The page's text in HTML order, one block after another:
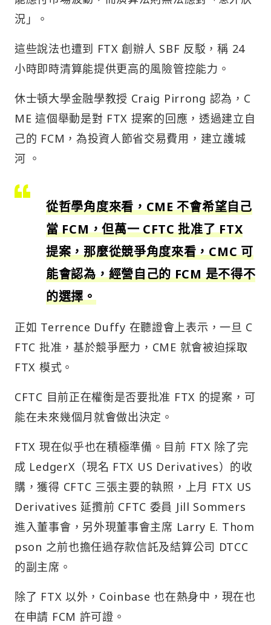
況」。
這些說法也遭到 FTX 創辦人 SBF 反駁，稱 24
小時即時清算能提供更高的風險管控能力。
休士頓大學金融學教授 Craig Pirrong 認為，C
ME 這個舉動是對 FTX 提案的回應，透過建立自
己的 FCM，為投資人節省交易費用，建立護城
河 。
從哲學角度來看，CME 不會希望自己
當 FCM，但萬一 CFTC 批准了 FTX
提案，那麼從競爭角度來看，CMC 可
能會認為，經營自己的 FCM 是不得不
的選擇。
正如 Terrence Duffy 在聽證會上表示，一旦 C
FTC 批准，基於競爭壓力，CME 就會被迫採取
FTX 模式。
CFTC 目前正在權衡是否要批准 FTX 的提案，可
能在未來幾個月就會做出決定。
FTX 現在似乎也在積極準備。目前 FTX 除了完
成 LedgerX（現名 FTX US Derivatives）的收
購，獲得 CFTC 三張主要的執照，上月 FTX US
Derivatives 延攬前 CFTC 委員 Jill Sommers
進入董事會，另外現董事會主席 Larry E. Thom
pson 之前也擔任過存款信託及結算公司 DTCC
的副主席。
除了 FTX 以外，Coinbase 也在熱身中，現在也
在申請 FCM 許可證。